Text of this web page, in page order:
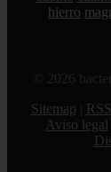
hierro
© 2026
Sitemap
RSS
Aviso legal